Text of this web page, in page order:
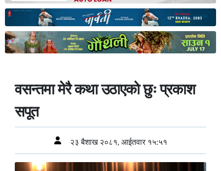
वसन्तमा मेरै कथा उठाएको छुः प्रकाश
सपूत
२३ बैशाख २०८१, आईतवार १५:५१